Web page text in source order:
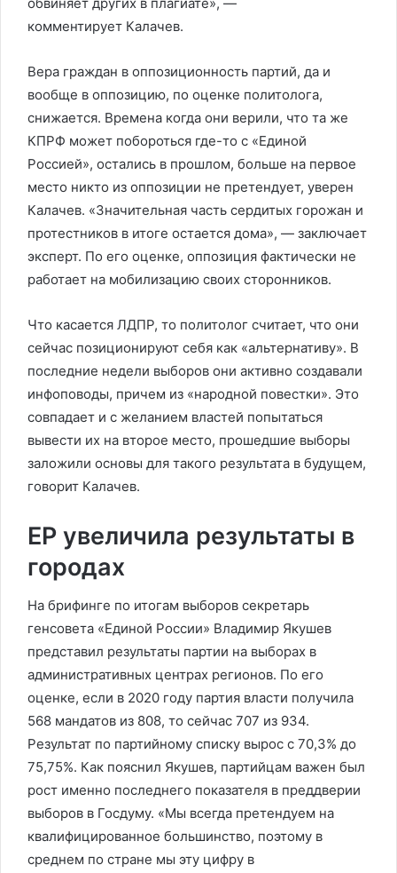
комментирует Калачев.
Вера граждан в оппозиционность партий, да и
вообще в оппозицию, по оценке политолога,
снижается. Времена когда они верили, что та же
КПРФ может побороться где-то с «Единой
Россией», остались в прошлом, больше на первое
место никто из оппозиции не претендует, уверен
Калачев. «Значительная часть сердитых горожан и
протестников в итоге остается дома», — заключает
эксперт. По его оценке, оппозиция фактически не
работает на мобилизацию своих сторонников.
Что касается ЛДПР, то политолог считает, что они
сейчас позиционируют себя как «альтернативу». В
последние недели выборов они активно создавали
инфоповоды, причем из «народной повестки». Это
совпадает и с желанием властей попытаться
вывести их на второе место, прошедшие выборы
заложили основы для такого результата в будущем,
говорит Калачев.
ЕР увеличила результаты в
городах
На брифинге по итогам выборов секретарь
генсовета «Единой России» Владимир Якушев
представил результаты партии на выборах в
административных центрах регионов. По его
оценке, если в 2020 году партия власти получила
568 мандатов из 808, то сейчас 707 из 934.
Результат по партийному списку вырос с 70,3% до
75,75%. Как пояснил Якушев, партийцам важен был
рост именно последнего показателя в преддверии
выборов в Госдуму. «Мы всегда претендуем на
квалифицированное большинство, поэтому в
среднем по стране мы эту цифру в